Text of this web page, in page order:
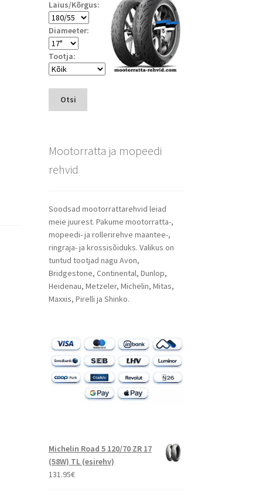
Laius/Kõrgus:
Diameeter:
Tootja:
Otsi
Mootorratta ja mopeedi
rehvid
Soodsad mootorrattarehvid leiad
meie juurest. Pakume mootorratta-,
mopeedi- ja rollerirehve maantee-,
ringraja- ja krossisõiduks. Valikus on
tuntud tootjad nagu Avon,
Bridgestone, Continental, Dunlop,
Heidenau, Metzeler, Michelin, Mitas,
Maxxis, Pirelli ja Shinko.
Michelin Road 5 120/70 ZR 17
(58W) TL (esirehv)
131.95€